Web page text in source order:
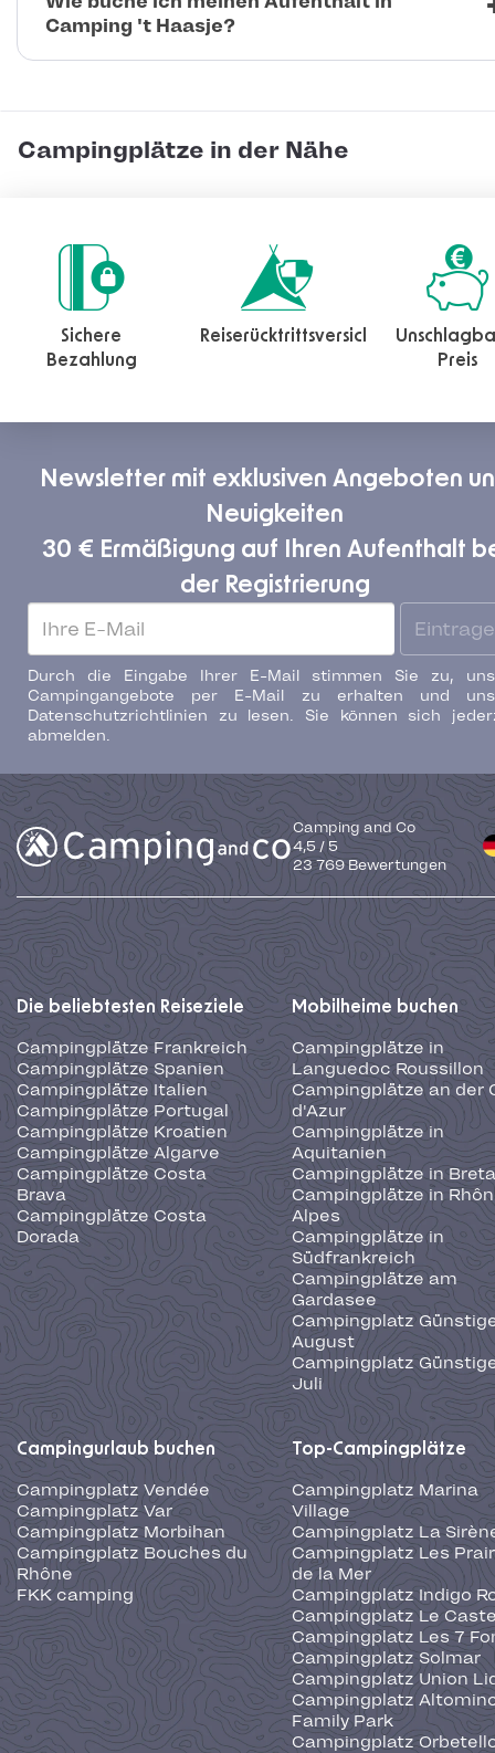
Camping 't Haasje?
Campingplätze in der Nähe
Sichere
Bezahlung
Reiserücktrittsversicherung
Preis
Newsletter mit exklusiven Angeboten
Neuigkeiten
30 € Ermäßigung auf Ihren Aufenthalt
der Registrierung
Durch die Eingabe Ihrer E-Mail stimmen Sie zu,
Campingangebote per E-Mail zu erhalten und
Datenschutzrichtlinien zu lesen. Sie können sich
abmelden.
Camping and Co
4,5 / 5
23 769Bewertungen
Die beliebtesten Reiseziele
Campingplätze Frankreich
Campingplätze Spanien
Campingplätze Italien
Campingplätze Portugal
Campingplätze Kroatien
Campingplätze Algarve
Campingplätze Costa
Brava
Campingplätze Costa
Dorada
Mobilheime buchen
Campingplätze in
Languedoc Roussillon
Campingplätze an der
d'Azur
Campingplätze in
Aquitanien
Campingplätze in
Campingplätze in
Alpes
Campingplätze in
Südfrankreich
Campingplätze am
Gardasee
Campingplatz
August
Campingplatz
Juli
Campingurlaub buchen
Campingplatz Vendée
Campingplatz Var
Campingplatz Morbihan
Campingplatz Bouches du
Rhône
FKK camping
Top-Campingplätze
Campingplatz Marina
Village
Campingplatz La
Campingplatz Les
de la Mer
Campingplatz Indigo
Campingplatz Le
Campingplatz Les 7
Campingplatz Solmar
Campingplatz Union
Campingplatz
Family Park
Campingplatz